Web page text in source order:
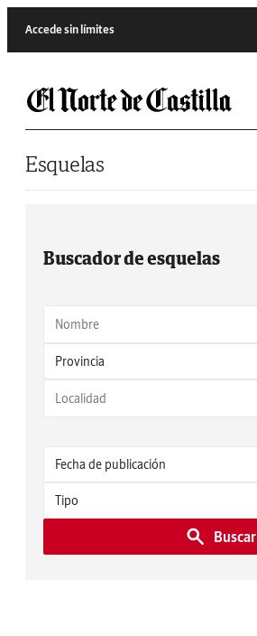
Accede sin límites
Esquelas
Buscador de esquelas
Buscar